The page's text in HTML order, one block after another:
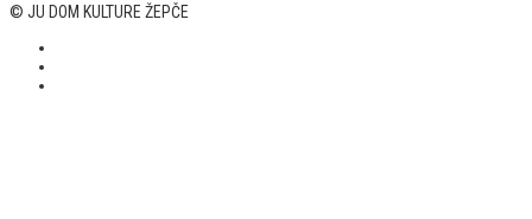
© JU DOM KULTURE ŽEPČE